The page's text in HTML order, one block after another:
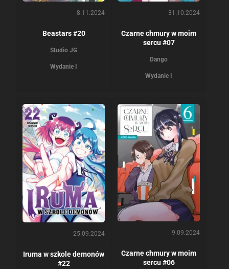
8.11.2024
Beastars #20
Studio JG
Wydanie I
31.10.2024
Czarne chmury w moim
sercu #07
Dango
Wydanie I
25.09.2024
Iruma w szkole demonów
#22
9.09.2024
Czarne chmury w moim
sercu #06